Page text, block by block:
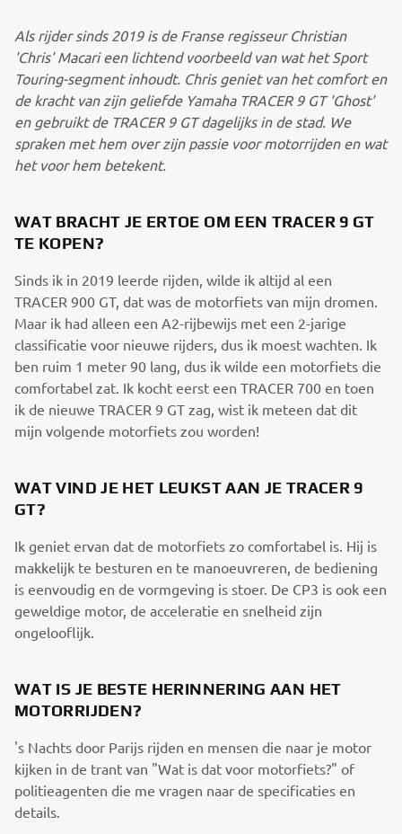
Als rijder sinds 2019 is de Franse regisseur Christian
'Chris' Macari een lichtend voorbeeld van wat het Sport
Touring-segment inhoudt. Chris geniet van het comfort en
de kracht van zijn geliefde Yamaha TRACER 9 GT 'Ghost'
en gebruikt de TRACER 9 GT dagelijks in de stad. We
spraken met hem over zijn passie voor motorrijden en wat
het voor hem betekent.
WAT BRACHT JE ERTOE OM EEN TRACER 9 GT
TE KOPEN?
Sinds ik in 2019 leerde rijden, wilde ik altijd al een
TRACER 900 GT, dat was de motorfiets van mijn dromen.
Maar ik had alleen een A2-rijbewijs met een 2-jarige
classificatie voor nieuwe rijders, dus ik moest wachten. Ik
ben ruim 1 meter 90 lang, dus ik wilde een motorfiets die
comfortabel zat. Ik kocht eerst een TRACER 700 en toen
ik de nieuwe TRACER 9 GT zag, wist ik meteen dat dit
mijn volgende motorfiets zou worden!
WAT VIND JE HET LEUKST AAN JE TRACER 9
GT?
Ik geniet ervan dat de motorfiets zo comfortabel is. Hij is
makkelijk te besturen en te manoeuvreren, de bediening
is eenvoudig en de vormgeving is stoer. De CP3 is ook een
geweldige motor, de acceleratie en snelheid zijn
ongelooflijk.
WAT IS JE BESTE HERINNERING AAN HET
MOTORRIJDEN?
's Nachts door Parijs rijden en mensen die naar je motor
kijken in de trant van "Wat is dat voor motorfiets?" of
politieagenten die me vragen naar de specificaties en
details.